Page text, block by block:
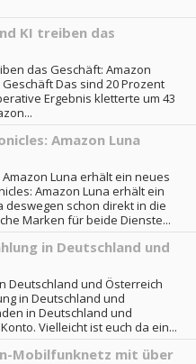
KI treiben das
das Geschäft: Amazon
Das sind 20 Prozent
Ergebnis kletterte um 43
Amazon Luna
Luna erhält ein neues
Amazon Luna erhält ein
deswegen schon direkt in die
Marken für beide Dienste...
in Deutschland und
Deutschland und Österreich
in Deutschland und
in Deutschland und
Vielleicht ist euch da ein...
Mobilfunknetz mit über